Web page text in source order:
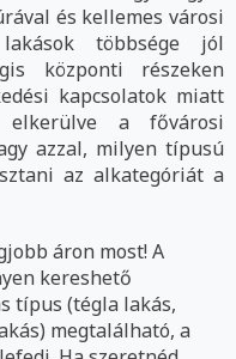
és kellemes városi
többsége jól
központi részeken
kapcsolatok miatt
a fővárosi
azzal, milyen típusú
az alkategóriát a
áron most! A
kereshető
típus (tégla lakás,
megtalálható, a